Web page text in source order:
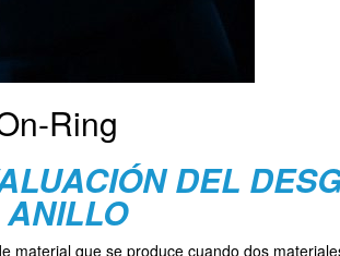
Ring
DEL
material que se produce cuando dos